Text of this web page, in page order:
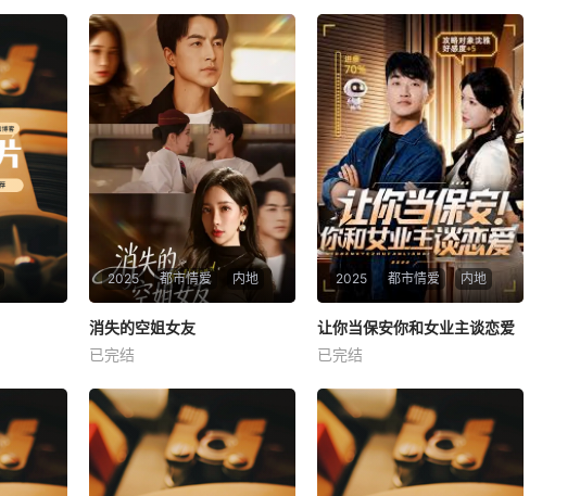
2025 都市情爱 内地
消失的空姐女友
未知
消失的空姐女友
已完结
2025 都市情爱 内地
未知
让你当保安你和女业主谈恋爱
已完结